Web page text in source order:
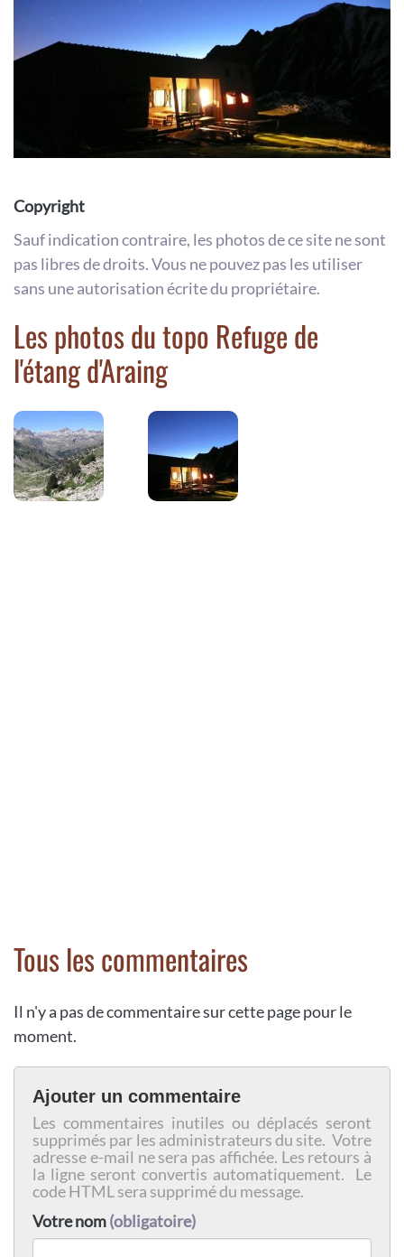
Copyright
Sauf indication contraire, les photos de ce site ne sont
pas libres de droits. Vous ne pouvez pas les utiliser
sans une autorisation écrite du propriétaire.
Les photos du topo Refuge de
l'étang d'Araing
Tous les commentaires
Il n'y a pas de commentaire sur cette page pour le
moment.
Ajouter un commentaire
Les commentaires inutiles ou déplacés seront
supprimés par les administrateurs du site. Votre
adresse e-mail ne sera pas affichée. Les retours à
la ligne seront convertis automatiquement. Le
code HTML sera supprimé du message.
Votre nom(obligatoire)